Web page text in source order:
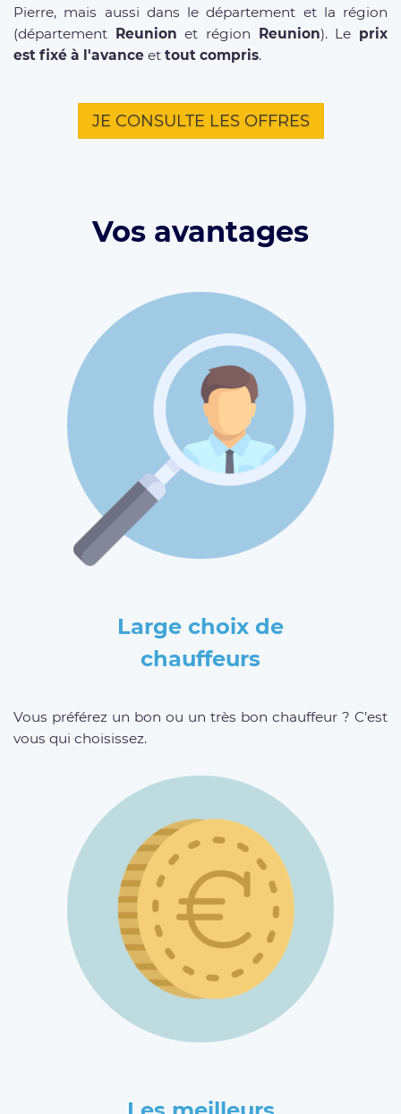
Pierre, mais aussi dans le département et la région
(département Reunion et région Reunion). Le prix
est fixé à l'avance et tout compris.
JE CONSULTE LES OFFRES
Vos avantages
Large choix de
chauffeurs
Vous préférez un bon ou un très bon chauffeur ? C’est
vous qui choisissez.